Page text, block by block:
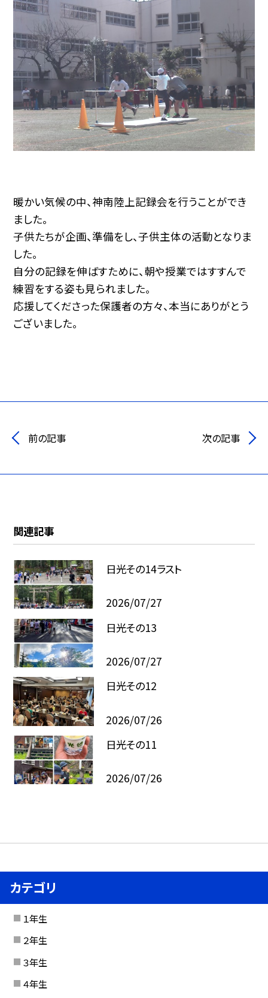
暖かい気候の中、神南陸上記録会を行うことができ
ました。
子供たちが企画、準備をし、子供主体の活動となりま
した。
自分の記録を伸ばすために、朝や授業ではすすんで
練習をする姿も見られました。
応援してくださった保護者の方々、本当にありがとう
ございました。
前の記事 次の記事
関連記事
日光その14ラスト
2026/07/27
日光その13
2026/07/27
日光その12
2026/07/26
日光その11
2026/07/26
カテゴリ
１年生
２年生
３年生
４年生